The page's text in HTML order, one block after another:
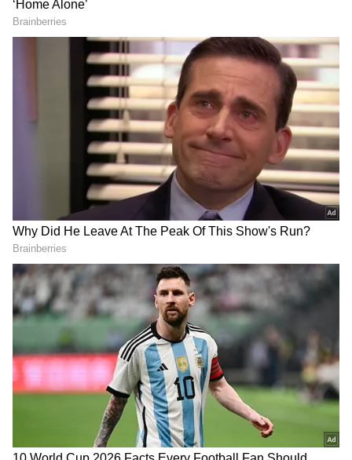
LATEST VIDEOS
చీరను నేసిన సీఎం చంద్రబాబు | CM
Chandrababu Chirala tour | Asianet
బంగాళాఖాతంలో అల్పపీడనం...ఇక ఏపీలో
దంచుడే | Asianet News Telugu